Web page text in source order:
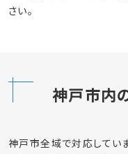
さい。
神戸市内
神戸市全域で対応してい